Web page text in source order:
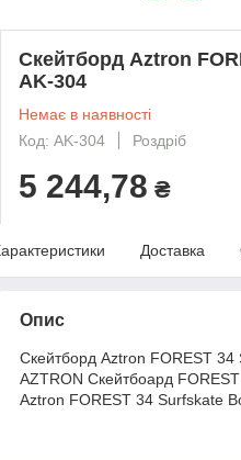
Скейтборд Aztron
AK-304
Немає в наявності
Код: AK-304
Роздріб
5 244,78 ₴
Доставка
Опис
Скейтборд Aztron FOREST
AZTRON Скейтбоард
Aztron FOREST 34 Surfskate